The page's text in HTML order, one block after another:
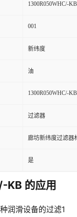
1300R050WHC/-KB
001
新纬度
油
1300R050WHC/-KB
过滤器
廊坊新纬度过滤器
是
KB 的应用
润滑设备的过滤1